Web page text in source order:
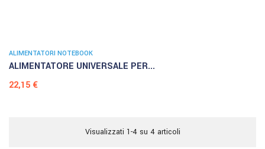
ALIMENTATORI NOTEBOOK
ALIMENTATORE UNIVERSALE PER...
Prezzo
22,15 €
Visualizzati 1-4 su 4 articoli